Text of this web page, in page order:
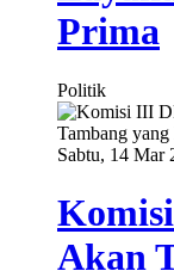
Prima
Politik
Sabtu, 14 Mar
Akan